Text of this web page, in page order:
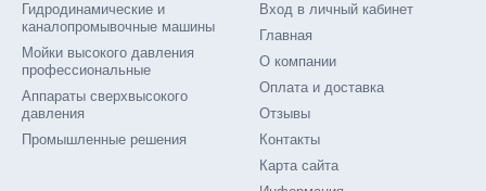
от AB tech - это не только инструмент для
ответственности. Покупка этого оборудования станет
принося пользу как работникам, так и окружающей среде.**
Гидродинамические и
каналопромывочные машины
Мойки высокого давления
профессиональные
Аппараты сверхвысокого
давления
Промышленные решения
Вход в личный кабинет
Главная
О компании
Оплата и доставка
Отзывы
Контакты
Карта сайта